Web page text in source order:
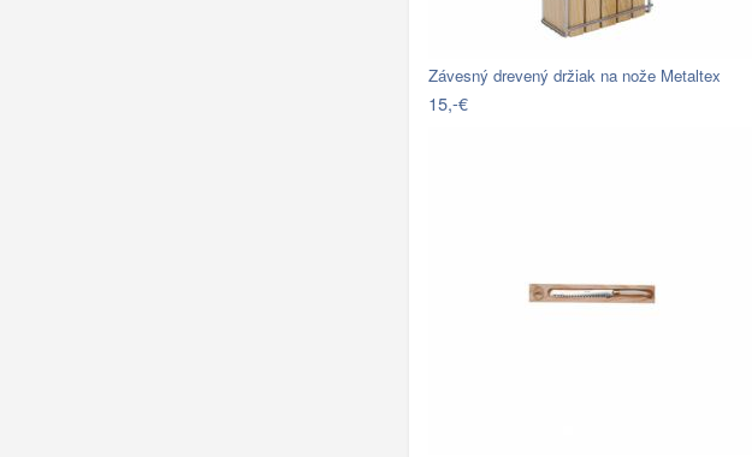
Závesný drevený držiak na nože Metaltex
15,-€